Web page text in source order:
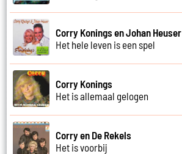
Corry Konings en Johan Heuser
Het hele leven is een spel
Corry Konings
Het is allemaal gelogen
Corry en De Rekels
Het is voorbij